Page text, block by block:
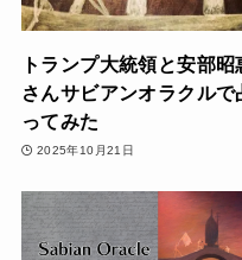
トランプ大統領と安部昭
さんサビアンオラクルで
ってみた
2025年10月21日